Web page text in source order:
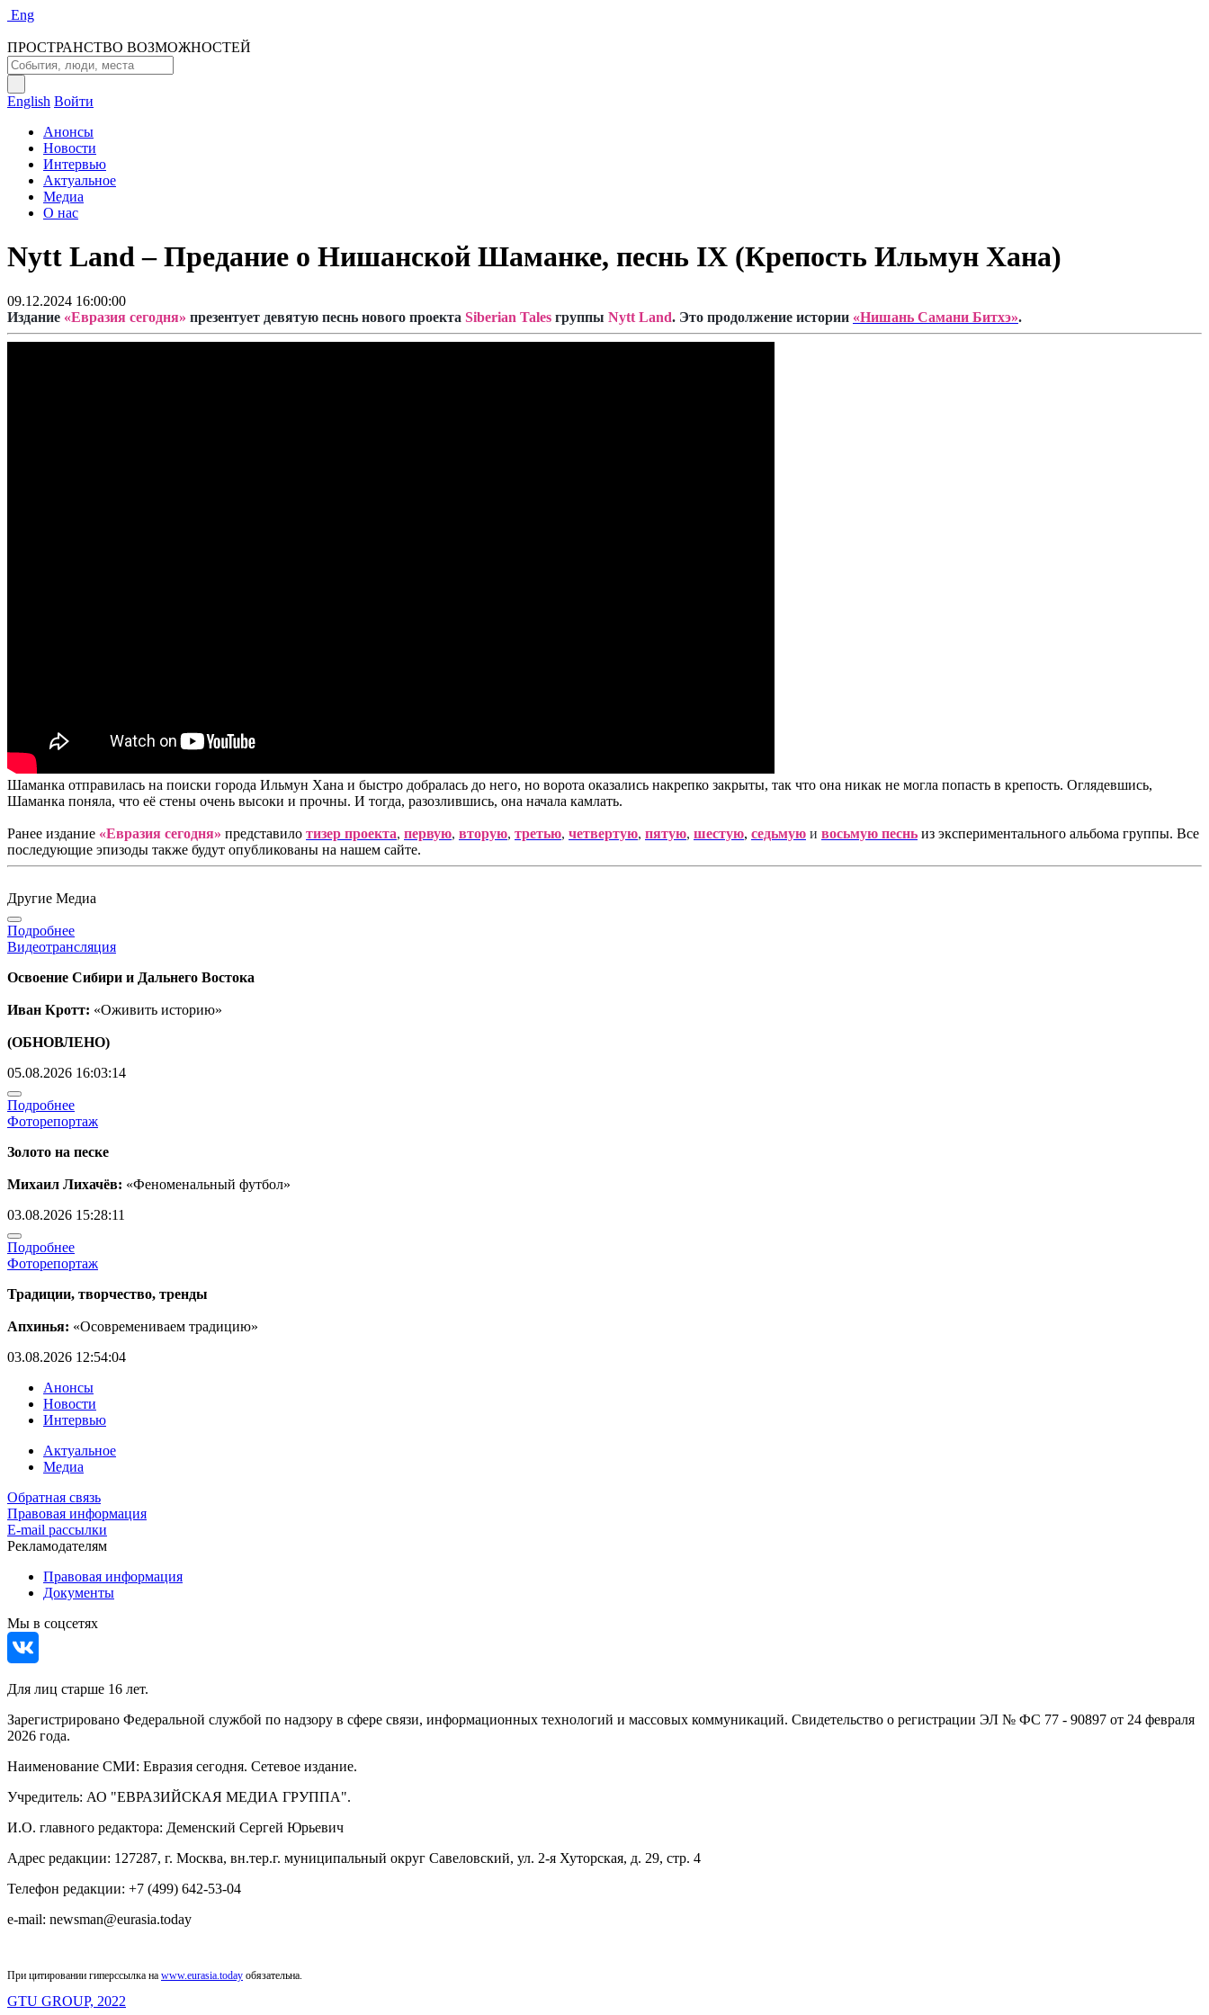
Eng
ПРОСТРАНСТВО ВОЗМОЖНОСТЕЙ
English Войти
Анонсы
Новости
Интервью
Актуальное
Медиа
О нас
Nytt Land – Предание о Нишанской Шаманке, песнь IX (Крепость Ильмун Хана)
09.12.2024 16:00:00
Издание «Евразия сегодня» презентует девятую песнь нового проекта Siberian Tales группы Nytt Land. Это продолжение истории «Нишань Самани Битхэ».
Шаманка отправилась на поиски города Ильмун Хана и быстро добралась до него, но ворота оказались накрепко закрыты, так что она никак не могла попасть в крепость. Оглядевшись,
Шаманка поняла, что её стены очень высоки и прочны. И тогда, разозлившись, она начала камлать.
Ранее издание «Евразия сегодня» представило тизер проекта, первую, вторую, третью, четвертую, пятую, шестую, седьмую и восьмую песнь из экспериментального альбома группы. Все
последующие эпизоды также будут опубликованы на нашем сайте.
Другие Медиа
Подробнее
Видеотрансляция
Освоение Сибири и Дальнего Востока
Иван Кротт: «Оживить историю»
(ОБНОВЛЕНО)
05.08.2026 16:03:14
Подробнее
Фоторепортаж
Золото на песке
Михаил Лихачёв: «Феноменальный футбол»
03.08.2026 15:28:11
Подробнее
Фоторепортаж
Традиции, творчество, тренды
Апхинья: «Осовремениваем традицию»
03.08.2026 12:54:04
Анонсы
Новости
Интервью
Актуальное
Медиа
Обратная связь
Правовая информация
E-mail рассылки
Рекламодателям
Правовая информация
Документы
Мы в соцсетях
Для лиц старше 16 лет.
Зарегистрировано Федеральной службой по надзору в сфере связи, информационных технологий и массовых коммуникаций. Свидетельство о регистрации ЭЛ № ФС 77 - 90897 от 24 февраля
2026 года.
Наименование СМИ: Евразия сегодня. Сетевое издание.
Учредитель: АО "ЕВРАЗИЙСКАЯ МЕДИА ГРУППА".
И.О. главного редактора: Деменский Сергей Юрьевич
Адрес редакции: 127287, г. Москва, вн.тер.г. муниципальный округ Савеловский, ул. 2-я Хуторская, д. 29, стр. 4
Телефон редакции: +7 (499) 642-53-04
e-mail: newsman@eurasia.today
При цитировании гиперссылка на www.eurasia.today обязательна.
GTU GROUP, 2022